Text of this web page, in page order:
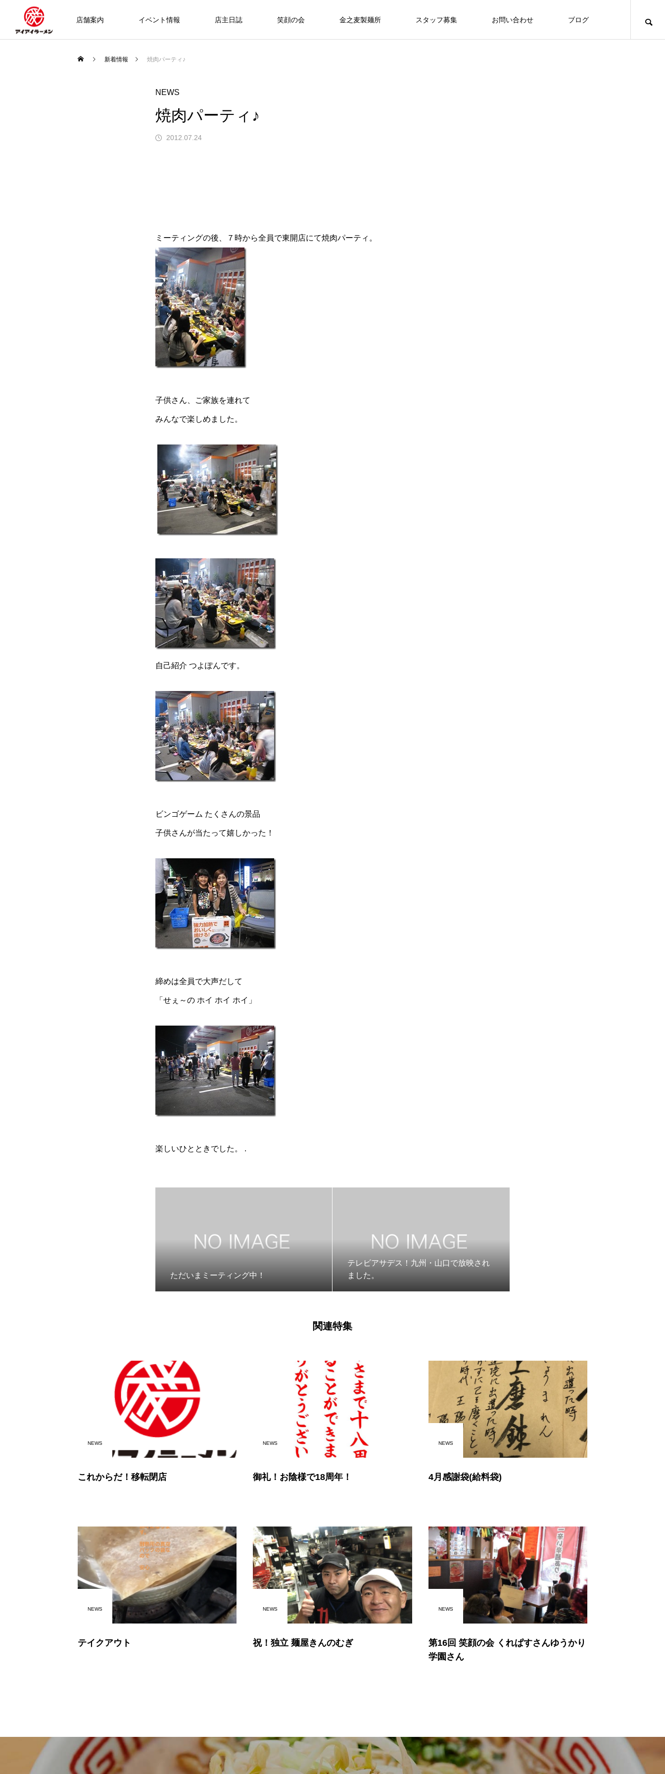
店舗案内 イベント情報 店主日誌 笑顔の会 金之麦製麺所 スタッフ募集 お問い合わせ ブログ
新着情報 焼肉パーティ♪
NEWS
焼肉パーティ♪
2012.07.24
ミーティングの後、７時から全員で東開店にて焼肉パーティ。
子供さん、ご家族を連れて
みんなで楽しめました。
自己紹介 つよぽんです。
ビンゴゲーム たくさんの景品
子供さんが当たって嬉しかった！
締めは全員で大声だして
「せぇ～の ホイ ホイ ホイ」
楽しいひとときでした。 .
ただいまミーティング中！
テレビアサデス！九州・山口で放映され
ました。
関連特集
NEWS
これからだ！移転閉店
NEWS
御礼！お陰様で18周年！
NEWS
4月感謝袋(給料袋)
NEWS
テイクアウト
NEWS
祝！独立 麺屋きんのむぎ
NEWS
第16回 笑顔の会 くれぱすさんゆうかり
学園さん